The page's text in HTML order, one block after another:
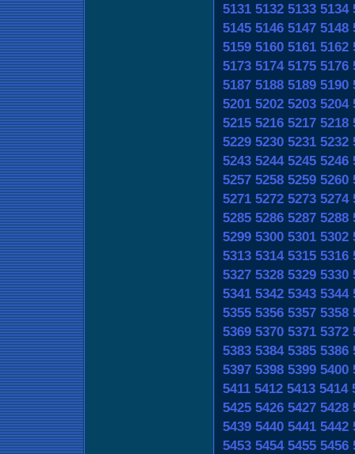
5131 5132 5133 5134
5145 5146 5147 5148
5159 5160 5161 5162
5173 5174 5175 5176
5187 5188 5189 5190
5201 5202 5203 5204
5215 5216 5217 5218
5229 5230 5231 5232
5243 5244 5245 5246
5257 5258 5259 5260
5271 5272 5273 5274
5285 5286 5287 5288
5299 5300 5301 5302
5313 5314 5315 5316
5327 5328 5329 5330
5341 5342 5343 5344
5355 5356 5357 5358
5369 5370 5371 5372
5383 5384 5385 5386
5397 5398 5399 5400
5411 5412 5413 5414
5425 5426 5427 5428
5439 5440 5441 5442
5453 5454 5455 5456